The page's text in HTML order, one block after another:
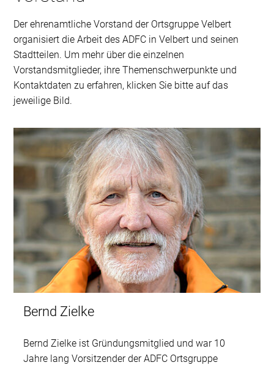
Der ehrenamtliche Vorstand der Ortsgruppe Velbert
organisiert die Arbeit des ADFC in Velbert und seinen
Stadtteilen. Um mehr über die einzelnen
Vorstandsmitglieder, ihre Themenschwerpunkte und
Kontaktdaten zu erfahren, klicken Sie bitte auf das
jeweilige Bild.
Bernd Zielke
Bernd Zielke ist Gründungsmitglied und war 10
Jahre lang Vorsitzender der ADFC Ortsgruppe